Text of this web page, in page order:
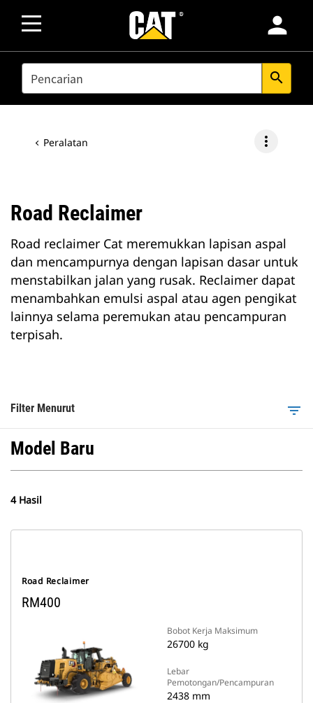
person
SEARCH search
Peralatan more_vert
Road Reclaimer
Road reclaimer Cat meremukkan lapisan aspal
dan mencampurnya dengan lapisan dasar untuk
menstabilkan jalan yang rusak. Reclaimer dapat
menambahkan emulsi aspal atau agen pengikat
lainnya selama peremukan atau pencampuran
terpisah.
Filter Menurut filter_list
Model Baru
4 Hasil
Road Reclaimer
RM400
Bobot Kerja Maksimum
26700 kg
Lebar
Pemotongan/Pencampuran
2438 mm